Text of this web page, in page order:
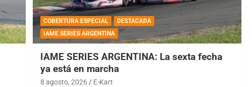
COBERTURA ESPECIAL
DESTACADA
IAME SERIES ARGENTINA
IAME SERIES ARGENTINA: La sexta fecha
ya está en marcha
8 agosto, 2026 E-Kart